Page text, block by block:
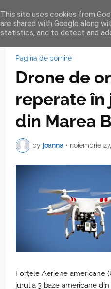
HOME
Pagina de pornire
Drone de
reperate în
din Marea
by joanna • noiembrie
Forţele Aeriene americane
jurul a 3 baze americane
This site uses cookies from
are shared with Google along
statistics, and to detect and